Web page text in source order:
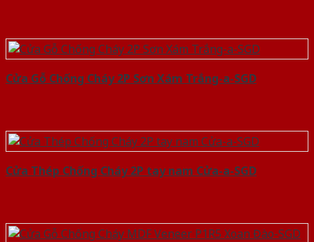
Cửa Gỗ Chống Cháy 2P Sơn Xám Trắng-a-SGD
Cửa Thép Chống Cháy 2P tay nam Cửa-a-SGD